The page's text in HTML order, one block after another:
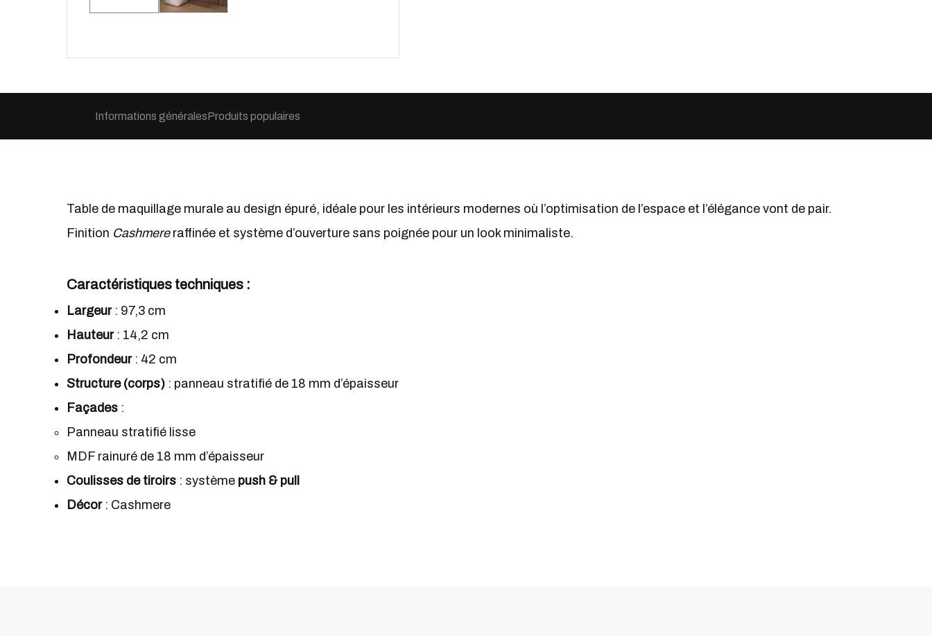
Informations généralesProduits populaires
Table de maquillage murale au design épuré, idéale pour les intérieurs modernes où l’optimisation de l’espace et l’élégance vont de pair.
Finition Cashmereraffinée et système d’ouverture sans poignée pour un look minimaliste.
Caractéristiques techniques :
Largeur: 97,3 cm
Hauteur: 14,2 cm
Profondeur: 42 cm
Structure (corps) : panneau stratifié de 18 mm d’épaisseur
Façades :
Panneau stratifié lisse
MDF rainuré de 18 mm d’épaisseur
Coulisses de tiroirs : système push & pull
Décor: Cashmere